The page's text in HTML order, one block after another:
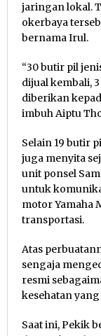
jaringan lokal.
okerbaya
bernama Irul.
“30 butir pil
dijual kembali,
diberikan
imbuh Aiptu
Selain 19 butir
juga menyita
unit ponsel
untuk
motor Yamaha
transportasi.
Atas
sengaja
resmi
kesehatan
Saat ini, Pekik